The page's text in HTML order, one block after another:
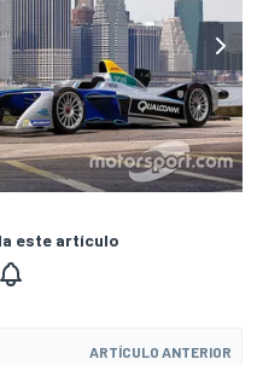
este artículo
ARTÍCULO ANTERIOR